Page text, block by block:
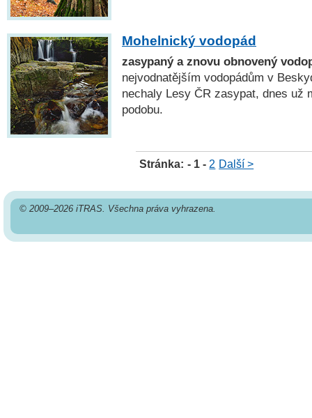
Mohelnický vodopád
zasypaný a znovu obnovený
nejvodnatějším vodopádům v
nechaly Lesy ČR zasypat, dnes už
podobu.
Stránka: - 1 - 2 Další >
© 2009–2026 iTRAS. Všechna práva vyhrazena.